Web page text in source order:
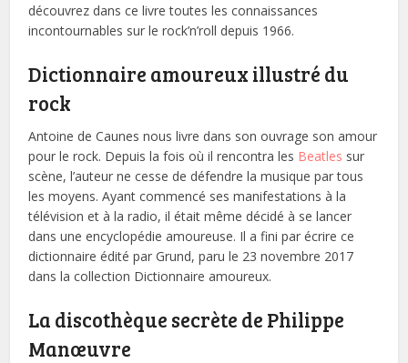
découvrez dans ce livre toutes les connaissances
incontournables sur le rock’n’roll depuis 1966.
Dictionnaire amoureux illustré du
rock
Antoine de Caunes nous livre dans son ouvrage son amour
pour le rock. Depuis la fois où il rencontra les Beatles sur
scène, l’auteur ne cesse de défendre la musique par tous
les moyens. Ayant commencé ses manifestations à la
télévision et à la radio, il était même décidé à se lancer
dans une encyclopédie amoureuse. Il a fini par écrire ce
dictionnaire édité par Grund, paru le 23 novembre 2017
dans la collection Dictionnaire amoureux.
La discothèque secrète de Philippe
Manœuvre